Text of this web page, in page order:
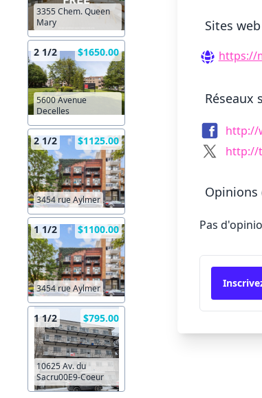
3355 Chem. Queen
Mary
2 1/2 $1650.00
5600 Avenue
Decelles
2 1/2 $1125.00
3454 rue Aylmer
1 1/2 $1100.00
3454 rue Aylmer
1 1/2 $795.00
10625 Av. du
Sacru00E9-Coeur
Sites
https://
Réseaux
http://
http://
Opinions
Pas